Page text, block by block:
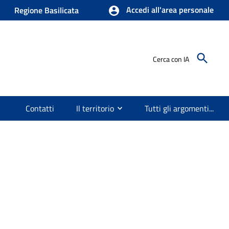
Regione Basilicata Accedi all'area personale
Cerca con IA
Contatti Il territorio Tutti gli argomenti...